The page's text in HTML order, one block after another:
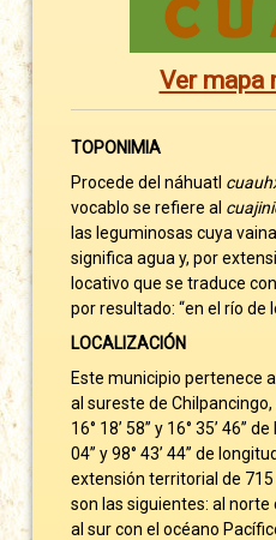
Ver mapa
TOPONIMIA
Procede del náhuatl
vocablo se refiere al
las leguminosas cuya
significa agua y, por
locativo que se traduce
por resultado: “en el río de
LOCALIZACIÓN
Este municipio pertenece
al sureste de
16° 18’ 58’’ y 16° 35’ 46’’
04’’ y 98° 43’ 44’’ de
extensión territorial de
son las siguientes: al
al sur con el océano